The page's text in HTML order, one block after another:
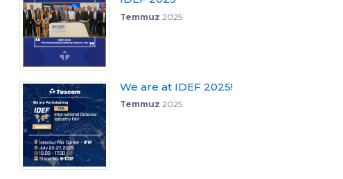
Temmuz 2025
We are at IDEF 2025!
Temmuz 2025